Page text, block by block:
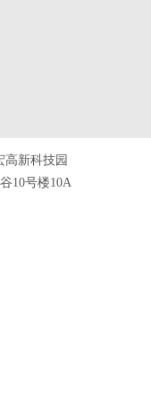
新科技园
10号楼10A